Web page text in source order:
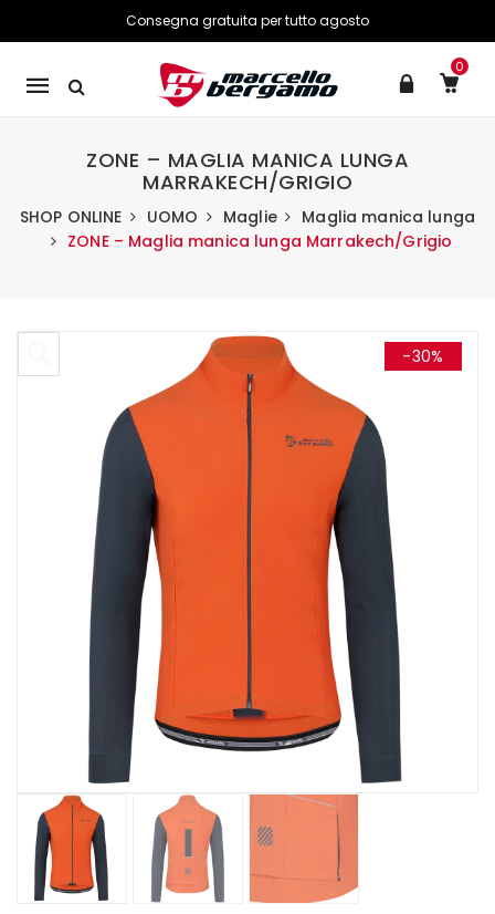
Consegna gratuita per tutto agosto
Mobile
0
ZONE – MAGLIA MANICA LUNGA
MARRAKECH/GRIGIO
SHOP ONLINE UOMO Maglie
Maglia manica lunga
ZONE – Maglia manica lunga Marrakech/Grigio
-30%